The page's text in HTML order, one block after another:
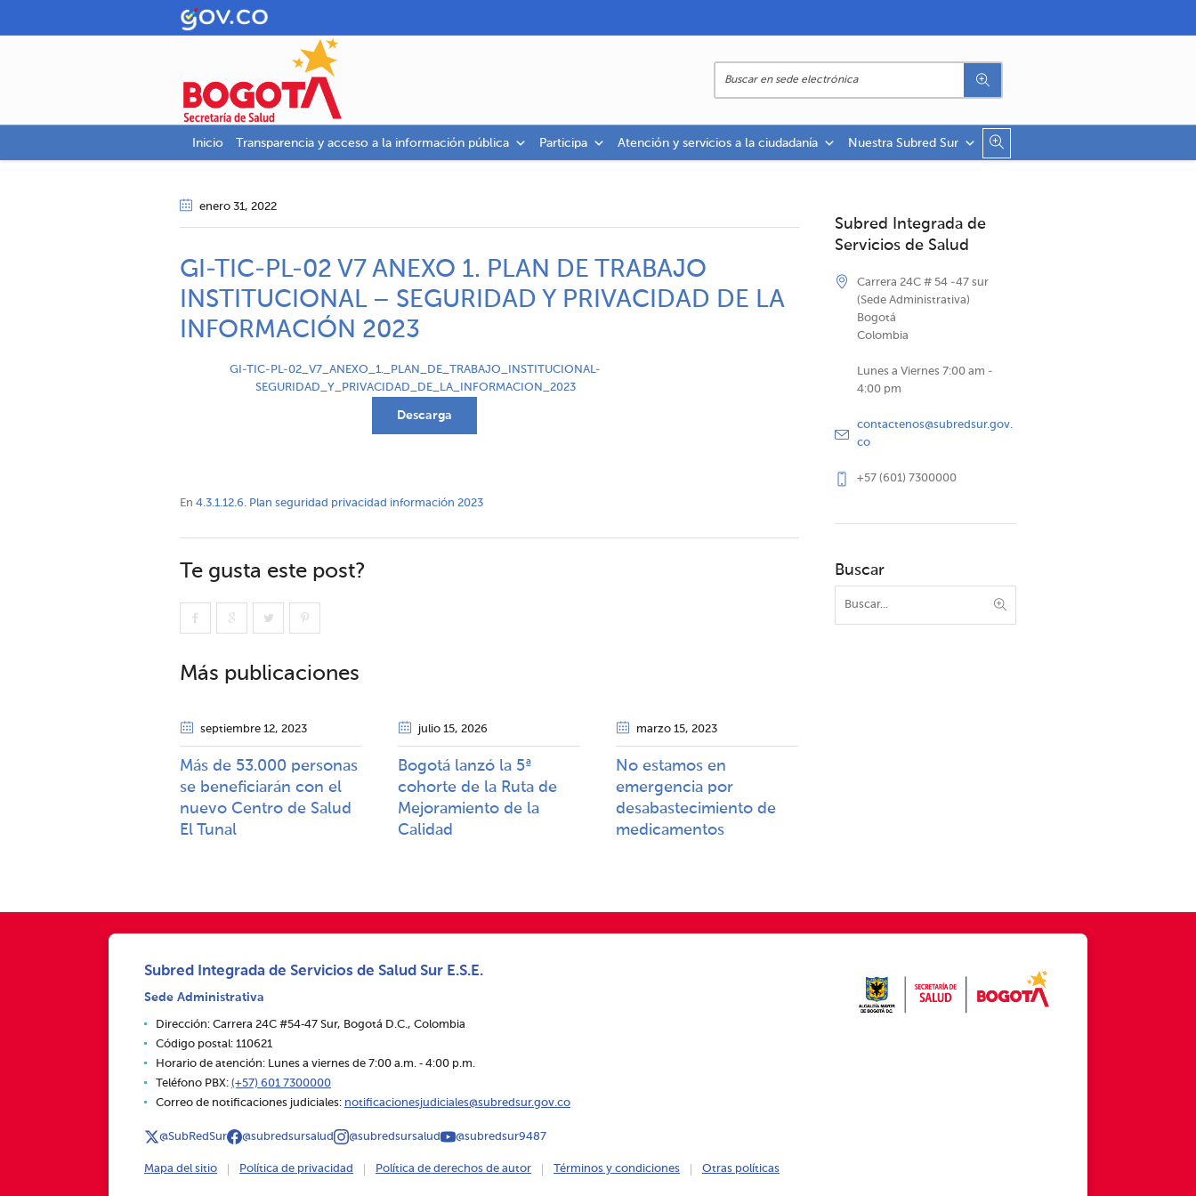
Inicio Transparencia y acceso a la información pública Participa Atención y servicios a la ciudadanía Nuestra Subred Sur
enero 31, 2022
GI-TIC-PL-02 V7 ANEXO 1. PLAN DE TRABAJO
INSTITUCIONAL – SEGURIDAD Y PRIVACIDAD DE LA
INFORMACIÓN 2023
GI-TIC-PL-02_V7_ANEXO_1._PLAN_DE_TRABAJO_INSTITUCIONAL-
SEGURIDAD_Y_PRIVACIDAD_DE_LA_INFORMACION_2023
Descarga
En 4.3.1.12.6. Plan seguridad privacidad información 2023
Te gusta este post?
Más publicaciones
septiembre 12, 2023
Más de 53.000 personas
se beneficiarán con el
nuevo Centro de Salud
El Tunal
julio 15, 2026
Bogotá lanzó la 5ª
cohorte de la Ruta de
Mejoramiento de la
Calidad​​
marzo 15, 2023
No estamos en
emergencia por
desabastecimiento de
medicamentos
Subred Integrada de
Servicios de Salud
Carrera 24C # 54 -47 sur
(Sede Administrativa)
Bogotá
Colombia
Lunes a Viernes 7:00 am -
4:00 pm
contactenos@subredsur.gov.
co
+57 (601) 7300000
Buscar
Subred Integrada de Servicios de Salud Sur E.S.E.
Sede Administrativa
Dirección: Carrera 24C #54‑47 Sur, Bogotá D.C., Colombia
Código postal: 110621
Horario de atención: Lunes a viernes de 7:00 a.m. ‑ 4:00 p.m.
Teléfono PBX: (+57) 601 7300000
Correo de notificaciones judiciales: notificacionesjudiciales@subredsur.gov.co
@SubRedSur @subredsursalud @subredsursalud @subredsur9487
Mapa del sitio Política de privacidad Política de derechos de autor Términos y condiciones Otras políticas